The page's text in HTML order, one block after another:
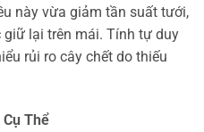
này vừa giảm tần suất tưới,
lại trên mái. Tính tự duy
rủi ro cây chết do thiếu
Thể